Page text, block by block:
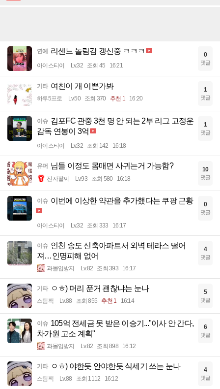
연예 리센느 놀림감 갱신중 ㅋㅋㅋ
아이스티이 Lv.32 조회 45 16:21
0
댓글
기타 여친이 개 이쁜가봐
하루5프로 Lv.50 조회 370 추천 1 16:20
1
댓글
이슈 김포FC 관중 3천 명 안 되는 2부 리그 고정운
감독 연봉이 3억
아이스티이 Lv.32 조회 142 16:18
1
댓글
유머 님들 이정도 몸매면 사귀는거 가능함?
전자팔찌 Lv.93 조회 580 16:18
10
댓글
이슈 이번에 이상한 약관을 추가했다는 쿠팡 근황
아이스티이 Lv.32 조회 333 16:17
0
댓글
이슈 인천 송도 신축아파트서 외벽 테라스 떨어
져…인명피해 없어
과몰입방지 Lv.82 조회 393 16:17
4
댓글
기타 ㅇㅎ) 머리 푼거 괜찮냐는 눈나
스팀팩 Lv.88 조회 855 추천 1 16:14
5
댓글
이슈 105억 전세금 못 받은 이승기..."이사 안 간다,
차가원 고소 계획"
과몰입방지 Lv.82 조회 898 16:12
6
댓글
기타 ㅇㅎ) 야한듯 안야한듯 식세기 쓰는 눈나
스팀팩 Lv.88 조회 1112 16:12
4
댓글